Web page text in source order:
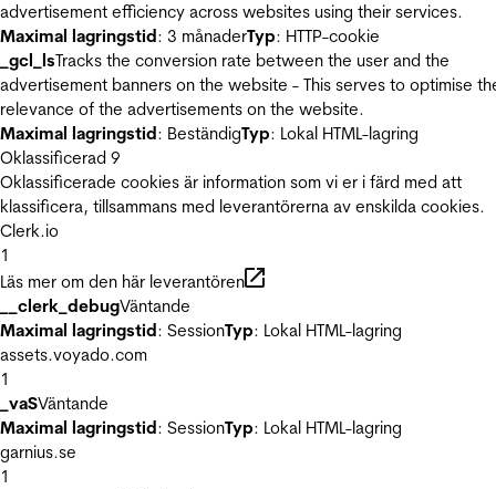
advertisement efficiency across websites using their services.
Maximal lagringstid: 3 månaderTyp: HTTP-cookie
_gcl_lsTracks the conversion rate between the user and the
advertisement banners on the website - This serves to optimise
relevance of the advertisements on the website.
Maximal lagringstid: BeständigTyp: Lokal HTML-lagring
Oklassificerad 9
Oklassificerade cookies är information som vi er i färd med att
klassificera, tillsammans med leverantörerna av enskilda cookies.
Clerk.io
1
Läs mer om den här leverantören
__clerk_debugVäntande
Maximal lagringstid: SessionTyp: Lokal HTML-lagring
assets.voyado.com
1
_vaSVäntande
Maximal lagringstid: SessionTyp: Lokal HTML-lagring
garnius.se
1